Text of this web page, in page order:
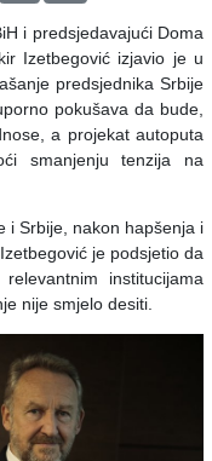
i predsjedavajući Doma
Izetbegović izjavio je u
predsjednika Srbije
pokušava da bude,
a projekat autoputa
smanjenju tenzija na
i Srbije, nakon hapšenja i
je podsjetio da
institucijama
nije smjelo desiti.